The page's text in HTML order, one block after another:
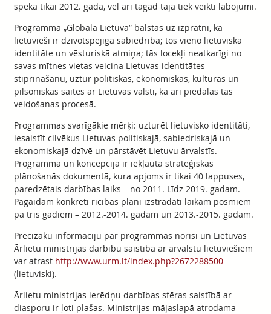
spēkā tikai 2012. gadā, vēl arī tagad tajā tiek veikti labojumi.
Programma „Globālā Lietuva” balstās uz izpratni, ka
lietuvieši ir dzīvotspējīga sabiedrība; tos vieno lietuviska
identitāte un vēsturiskā atmiņa; tās locekļi neatkarīgi no
savas mītnes vietas veicina Lietuvas identitātes
stiprināšanu, uztur politiskas, ekonomiskas, kultūras un
pilsoniskas saites ar Lietuvas valsti, kā arī piedalās tās
veidošanas procesā.
Programmas svarīgākie mērķi: uzturēt lietuvisko identitāti,
iesaistīt cilvēkus Lietuvas politiskajā, sabiedriskajā un
ekonomiskajā dzīvē un pārstāvēt Lietuvu ārvalstīs.
Programma un koncepcija ir iekļauta stratēģiskās
plānošanās dokumentā, kura apjoms ir tikai 40 lappuses,
paredzētais darbības laiks – no 2011. Līdz 2019. gadam.
Pagaidām konkrēti rīcības plāni izstrādāti laikam posmiem
pa trīs gadiem – 2012.-2014. gadam un 2013.-2015. gadam.
Precīzāku informāciju par programmas norisi un Lietuvas
Ārlietu ministrijas darbību saistībā ar ārvalstu lietuviešiem
var atrast http://www.urm.lt/index.php?2672288500
(lietuviski).
Ārlietu ministrijas ierēdņu darbības sfēras saistībā ar
diasporu ir ļoti plašas. Ministrijas mājaslapā atrodama